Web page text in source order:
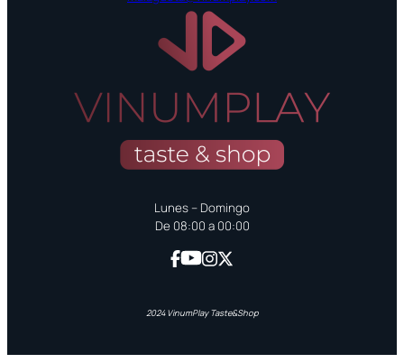
Lunes – Domingo
De 08:00 a 00:00
2024 VinumPlay Taste&Shop